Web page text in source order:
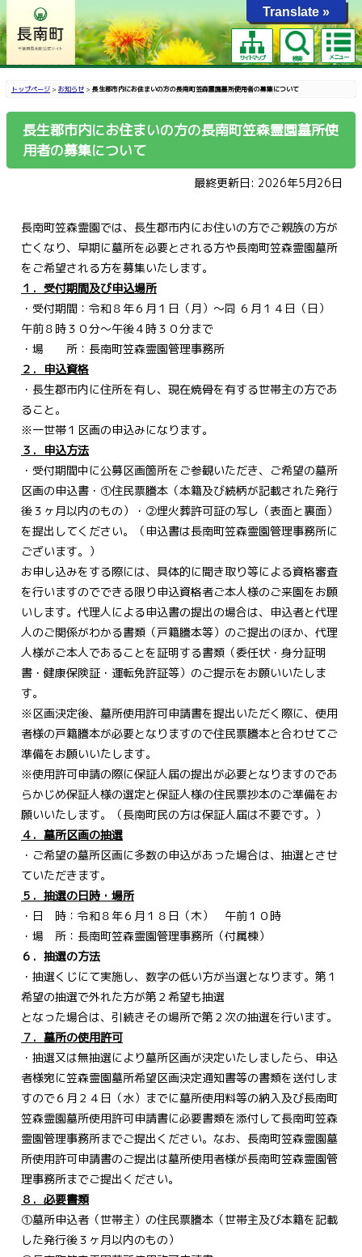
サイトマップ 検索 メニュー
トップページ > お知らせ > 長生郡市内にお住まいの方の長南町笠森霊園墓所使用者の募集について
長生郡市内にお住まいの方の長南町笠森霊園墓所使
用者の募集について
最終更新日: 2026年5月26日
長南町笠森霊園では、長生郡市内にお住いの方でご親族の方が
亡くなり、早期に墓所を必要とされる方や長南町笠森霊園墓所
をご希望される方を募集いたします。
１．受付期間及び申込場所
・受付期間：令和８年６月１日（月）～同 ６月１４日（日）
午前８時３０分～午後４時３０分まで
・場 所：長南町笠森霊園管理事務所
２．申込資格
・長生郡市内に住所を有し、現在焼骨を有する世帯主の方であ
ること。
※一世帯１区画の申込みになります。
３．申込方法
・受付期間中に公募区画箇所をご参観いただき、ご希望の墓所
区画の申込書・①住民票謄本（本籍及び続柄が記載された発行
後３ヶ月以内のもの）・②埋火葬許可証の写し（表面と裏面）
を提出してください。（申込書は長南町笠森霊園管理事務所に
ございます。）
お申し込みをする際には、具体的に聞き取り等による資格審査
を行いますのでできる限り申込資格者ご本人様のご来園をお願
いします。代理人による申込書の提出の場合は、申込者と代理
人のご関係がわかる書類（戸籍謄本等）のご提出のほか、代理
人様がご本人であることを証明する書類（委任状・身分証明
書・健康保険証・運転免許証等）のご提示をお願いいたしま
す。
※区画決定後、墓所使用許可申請書を提出いただく際に、使用
者様の戸籍謄本が必要となりますので住民票謄本と合わせてご
準備をお願いいたします。
※使用許可申請の際に保証人届の提出が必要となりますのであ
らかじめ保証人様の選定と保証人様の住民票抄本のご準備をお
願いいたします。（長南町民の方は保証人届は不要です。）
４．墓所区画の抽選
・ご希望の墓所区画に多数の申込があった場合は、抽選とさせ
ていただきます。
５．抽選の日時・場所
・日 時：令和８年６月１８日（木） 午前１０時
・場 所：長南町笠森霊園管理事務所（付属棟）
６．抽選の方法
・抽選くじにて実施し、数字の低い方が当選となります。第１
希望の抽選で外れた方が第２希望も抽選
となった場合は、引続きその場所で第２次の抽選を行います。
７．墓所の使用許可
・抽選又は無抽選により墓所区画が決定いたしましたら、申込
者様宛に笠森霊園墓所希望区画決定通知書等の書類を送付しま
すので６月２４日（水）までに墓所使用料等の納入及び長南町
笠森霊園墓所使用許可申請書に必要書類を添付して長南町笠森
霊園管理事務所までご提出ください。なお、長南町笠森霊園墓
所使用許可申請書のご提出は墓所使用者様が長南町笠森霊園管
理事務所までご提出ください。
８．必要書類
①墓所申込者（世帯主）の住民票謄本（世帯主及び本籍を記載
した発行後３ヶ月以内のもの）
Translate »